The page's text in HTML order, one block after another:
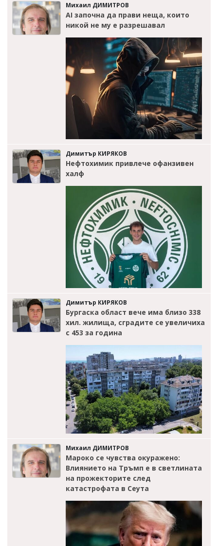
Михаил ДИМИТРОВ
AI започна да прави неща, които
никой не му е разрешавал
Димитър КИРЯКОВ
Нефтохимик привлече офанзивен
халф
Димитър КИРЯКОВ
Бургаска област вече има близо 338
хил. жилища, сградите се увеличиха
с 453 за година
Михаил ДИМИТРОВ
Мароко се чувства окуражено:
Влиянието на Тръмп е в светлината
на прожекторите след
катастрофата в Сеута